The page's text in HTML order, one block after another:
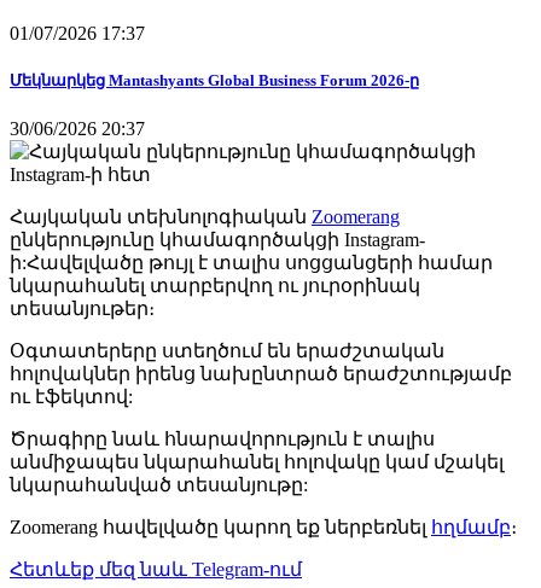
01/07/2026 17:37
Մեկնարկեց Mantashyants Global Business Forum 2026-ը
30/06/2026 20:37
Հայկական տեխնոլոգիական Zoomerang
ընկերությունը կհամագործակցի Instagram-
ի:Հավելվածը թույլ է տալիս սոցցանցերի համար
նկարահանել տարբերվող ու յուրօրինակ
տեսանյութեր։
Օգտատերերը ստեղծում են երաժշտական
հոլովակներ իրենց նախընտրած երաժշտությամբ
ու էֆեկտով:
Ծրագիրը նաև հնարավորություն է տալիս
անմիջապես նկարահանել հոլովակը կամ մշակել
նկարահանված տեսանյութը:
Zoomerang հավելվածը կարող եք ներբեռնել հղմամբ։
Հետևեք մեզ նաև Telegram-ում